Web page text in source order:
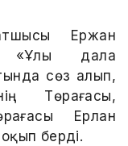
Ержан
«Ұлы дала
сөз алып,
Төрағасы,
Ерлан
берді.